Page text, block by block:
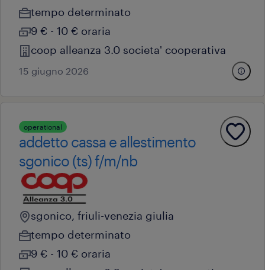
tempo determinato
9 € - 10 € oraria
coop alleanza 3.0 societa' cooperativa
15 giugno 2026
operational
addetto cassa e allestimento
sgonico (ts) f/m/nb
sgonico, friuli-venezia giulia
tempo determinato
9 € - 10 € oraria